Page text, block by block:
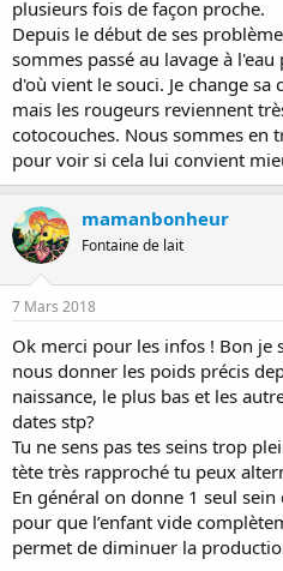
plusieurs fois de façon proche.
Depuis le début de ses
sommes passé au lavage à
d'où vient le souci. Je change
mais les rougeurs reviennent
cotocouches. Nous sommes en
pour voir si cela lui convient
mamanbonheur
Fontaine de lait
7 Mars 2018
Ok merci pour les infos ! Bon je
nous donner les poids précis
naissance, le plus bas et les
dates stp?
Tu ne sens pas tes seins trop
tète très rapproché tu peux
En général on donne 1 seul
pour que l’enfant vide
permet de diminuer la